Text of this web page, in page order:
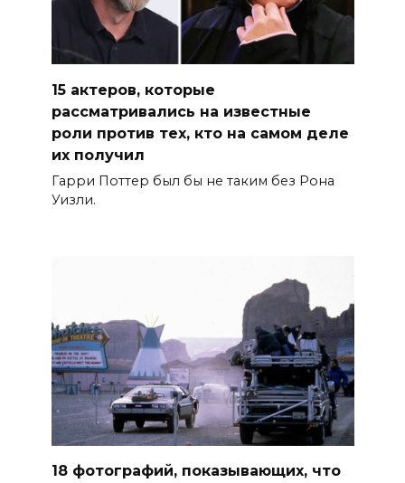
15 актеров, которые
рассматривались на известные
роли против тех, кто на самом деле
их получил
Гарри Поттер был бы не таким без Рона
Уизли.
18 фотографий, показывающих, что